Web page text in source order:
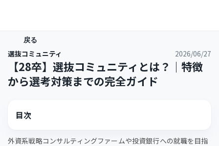
戻る
選抜コミュニティ 2026/06/27
【28卒】選抜コミュニティとは？｜特徴
から選考対策までの完全ガイド
目次
外資系戦略コンサルティングファームや投資銀行への就職を目指